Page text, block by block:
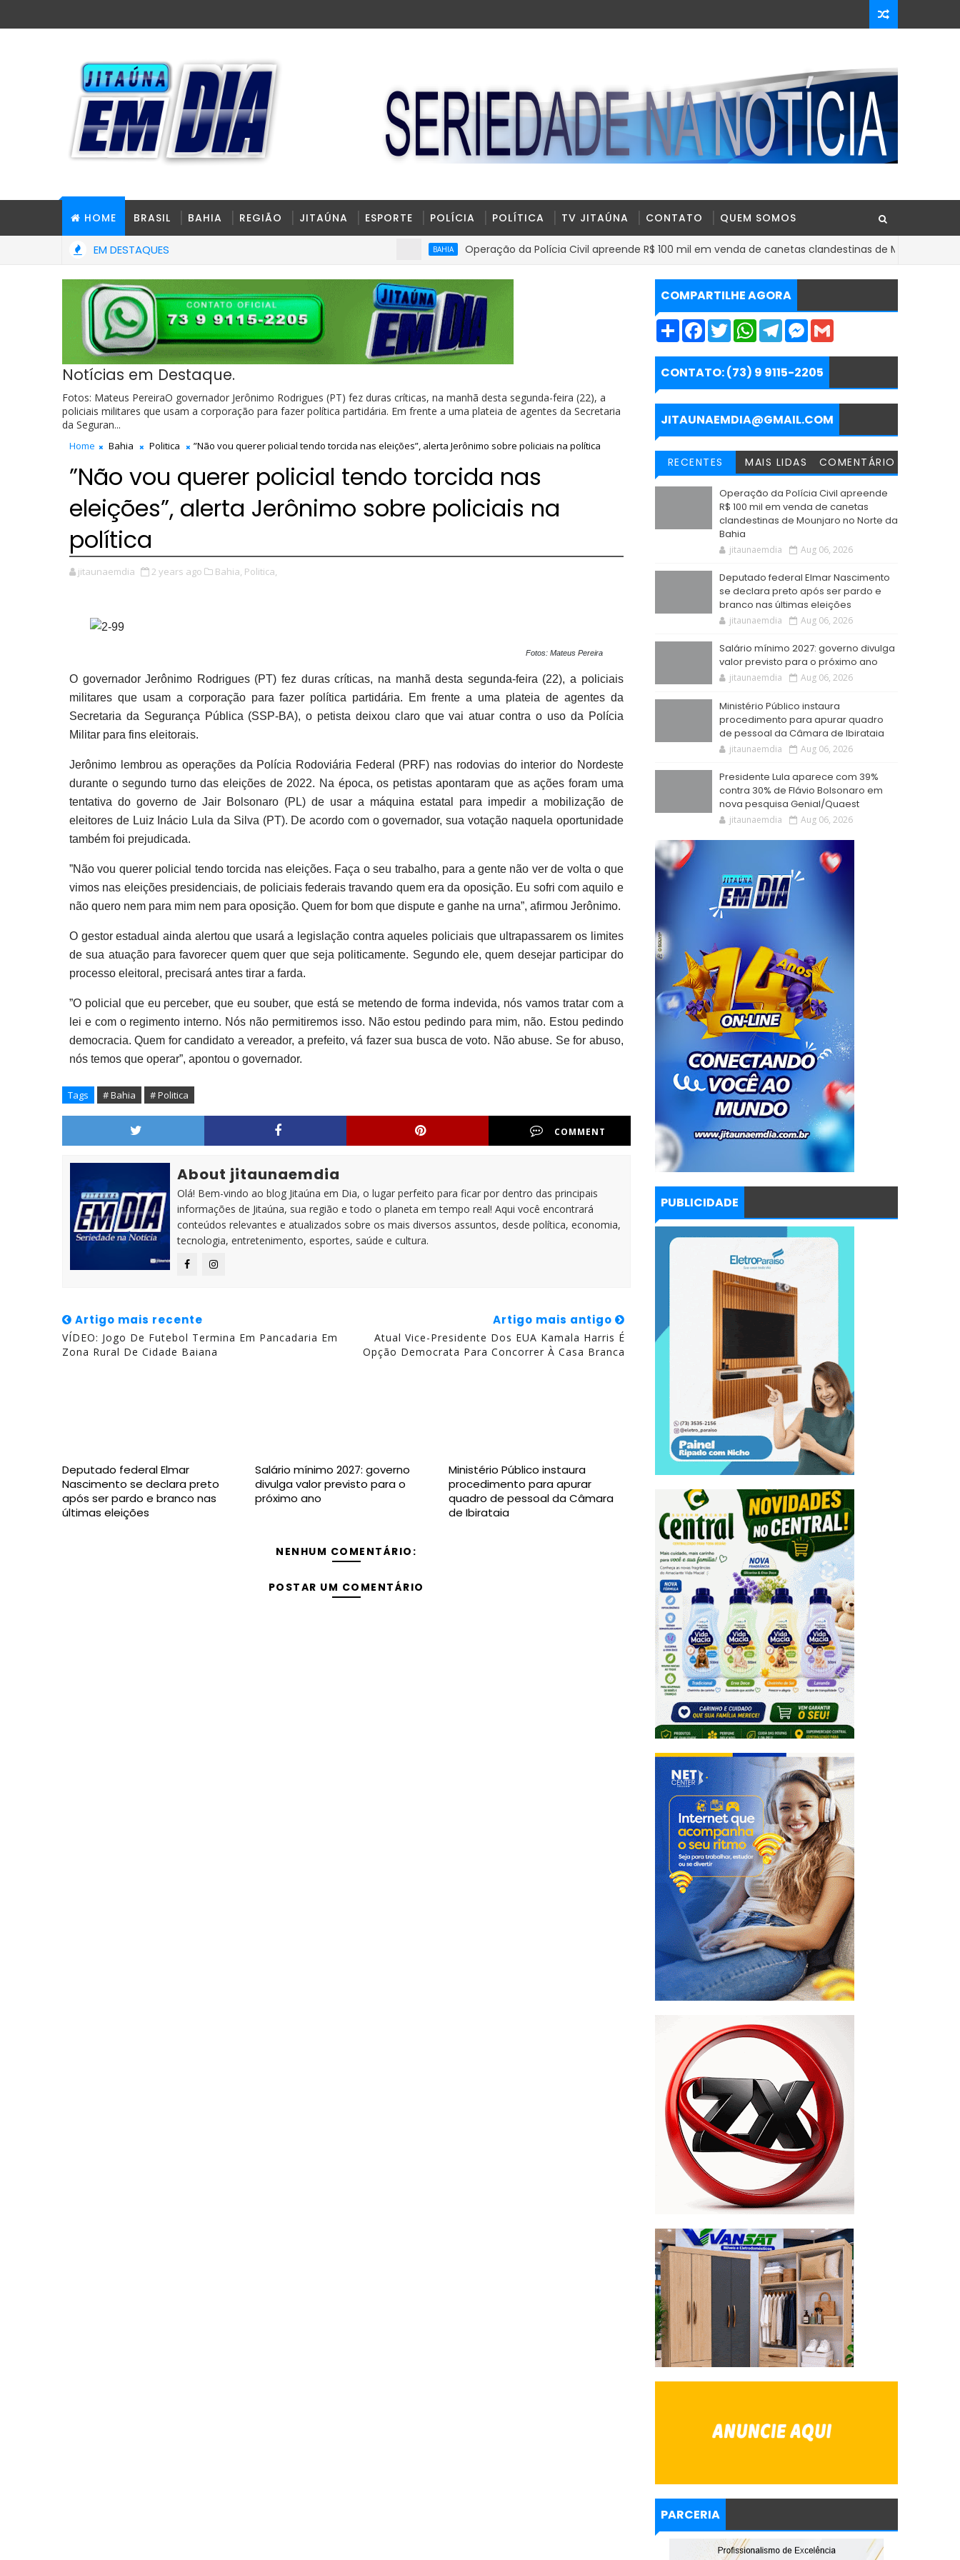
HOME BRASIL BAHIA REGIÃO JITAÚNA ESPORTE POLÍCIA POLÍTICA TV JITAÚNA CONTATO QUEM SOMOS
EM DESTAQUES
Operação da Polícia Civil apreende R$ 100 mil em venda de canetas clandestinas de Mounjaro no Norte da
em nova pesquisa Genial/Quaest
Notícias em Destaque.
Fotos: Mateus PereiraO governador Jerônimo Rodrigues (PT) fez duras críticas, na manhã desta segunda-feira (22), a
policiais militares que usam a corporação para fazer política partidária. Em frente a uma plateia de agentes da Secretaria
da Seguran...
Home Bahia Politica ”Não vou querer policial tendo torcida nas eleições”, alerta Jerônimo sobre policiais na política
”Não vou querer policial tendo torcida nas
eleições”, alerta Jerônimo sobre policiais na
política
jitaunaemdia 2 years ago Bahia, Politica,
Fotos: Mateus Pereira
O governador Jerônimo Rodrigues (PT) fez duras críticas, na manhã desta segunda-feira (22), a policiais
militares que usam a corporação para fazer política partidária. Em frente a uma plateia de agentes da
Secretaria da Segurança Pública (SSP-BA), o petista deixou claro que vai atuar contra o uso da Polícia
Militar para fins eleitorais.
Jerônimo lembrou as operações da Polícia Rodoviária Federal (PRF) nas rodovias do interior do Nordeste
durante o segundo turno das eleições de 2022. Na época, os petistas apontaram que as ações foram uma
tentativa do governo de Jair Bolsonaro (PL) de usar a máquina estatal para impedir a mobilização de
eleitores de Luiz Inácio Lula da Silva (PT). De acordo com o governador, sua votação naquela oportunidade
também foi prejudicada.
”Não vou querer policial tendo torcida nas eleições. Faça o seu trabalho, para a gente não ver de volta o que
vimos nas eleições presidenciais, de policiais federais travando quem era da oposição. Eu sofri com aquilo e
não quero nem para mim nem para oposição. Quem for bom que dispute e ganhe na urna”, afirmou Jerônimo.
O gestor estadual ainda alertou que usará a legislação contra aqueles policiais que ultrapassarem os limites
de sua atuação para favorecer quem quer que seja politicamente. Segundo ele, quem desejar participar do
processo eleitoral, precisará antes tirar a farda.
”O policial que eu perceber, que eu souber, que está se metendo de forma indevida, nós vamos tratar com a
lei e com o regimento interno. Nós não permitiremos isso. Não estou pedindo para mim, não. Estou pedindo
democracia. Quem for candidato a vereador, a prefeito, vá fazer sua busca de voto. Não abuse. Se for abuso,
nós temos que operar”, apontou o governador.
Tags # Bahia # Politica
COMMENT
About jitaunaemdia
Olá! Bem-vindo ao blog Jitaúna em Dia, o lugar perfeito para ficar por dentro das principais
informações de Jitaúna, sua região e todo o planeta em tempo real! Aqui você encontrará
conteúdos relevantes e atualizados sobre os mais diversos assuntos, desde política, economia,
tecnologia, entretenimento, esportes, saúde e cultura.
Artigo mais recente
VÍDEO: Jogo De Futebol Termina Em Pancadaria Em
Zona Rural De Cidade Baiana
Artigo mais antigo
Atual Vice-Presidente Dos EUA Kamala Harris É
Opção Democrata Para Concorrer À Casa Branca
Deputado federal Elmar
Nascimento se declara preto
após ser pardo e branco nas
últimas eleições
Salário mínimo 2027: governo
divulga valor previsto para o
próximo ano
Ministério Público instaura
procedimento para apurar
quadro de pessoal da Câmara
de Ibirataia
NENHUM COMENTÁRIO:
POSTAR UM COMENTÁRIO
COMPARTILHE AGORA
S
r
e
F
e
b
o
k
T
w
t
t
e
r
W
t
s
p
p
T
e
g
a
m
M
s
e
g
e
r
i
CONTATO: (73) 9 9115-2205
JITAUNAEMDIA@GMAIL.COM
RECENTES MAIS LIDAS COMENTÁRIO
Operação da Polícia Civil apreende
R$ 100 mil em venda de canetas
clandestinas de Mounjaro no Norte da
Bahia
jitaunaemdia Aug 06, 2026
Deputado federal Elmar Nascimento
se declara preto após ser pardo e
branco nas últimas eleições
jitaunaemdia Aug 06, 2026
Salário mínimo 2027: governo divulga
valor previsto para o próximo ano
jitaunaemdia Aug 06, 2026
Ministério Público instaura
procedimento para apurar quadro
de pessoal da Câmara de Ibirataia
jitaunaemdia Aug 06, 2026
Presidente Lula aparece com 39%
contra 30% de Flávio Bolsonaro em
nova pesquisa Genial/Quaest
jitaunaemdia Aug 06, 2026
PUBLICIDADE
PARCERIA